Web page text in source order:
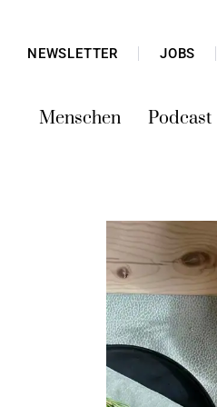
NEWSLETTER JOBS
Menschen Podcast